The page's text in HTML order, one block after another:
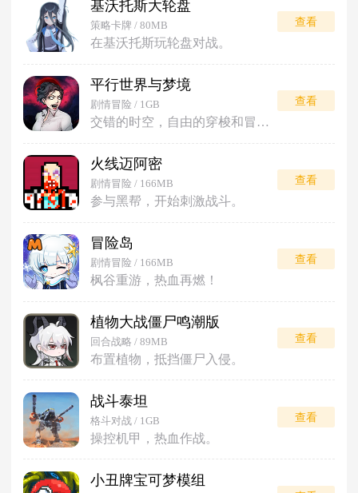
基沃托斯大轮盘
策略卡牌 / 80MB
在基沃托斯玩轮盘对战。
查看
平行世界与梦境
剧情冒险 / 1GB
交错的时空，自由的穿梭和冒险。
查看
火线迈阿密
剧情冒险 / 166MB
参与黑帮，开始刺激战斗。
查看
冒险岛
剧情冒险 / 166MB
枫谷重游，热血再燃！
查看
植物大战僵尸鸣潮版
回合战略 / 89MB
布置植物，抵挡僵尸入侵。
查看
战斗泰坦
格斗对战 / 1GB
操控机甲，热血作战。
查看
小丑牌宝可梦模组